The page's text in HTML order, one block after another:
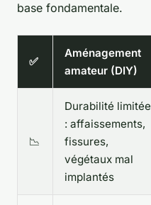
base fondamentale.
✅
Aménagement
amateur (DIY)
📉
Durabilité limitée
: affaissements,
fissures,
végétaux mal
implantés